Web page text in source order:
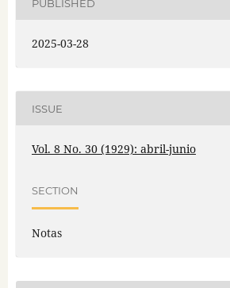
PUBLISHED
2025-03-28
ISSUE
Vol. 8 No. 30 (1929): abril-junio
SECTION
Notas